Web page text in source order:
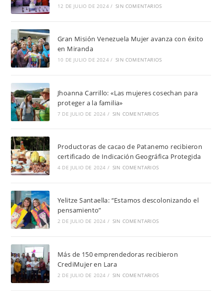
12 DE JULIO DE 2024 / SIN COMENTARIOS
Gran Misión Venezuela Mujer avanza con éxito
en Miranda
10 DE JULIO DE 2024 / SIN COMENTARIOS
Jhoanna Carrillo: «Las mujeres cosechan para
proteger a la familia»
7 DE JULIO DE 2024 / SIN COMENTARIOS
Productoras de cacao de Patanemo recibieron
certificado de Indicación Geográfica Protegida
4 DE JULIO DE 2024 / SIN COMENTARIOS
Yelitze Santaella: “Estamos descolonizando el
pensamiento”
2 DE JULIO DE 2024 / SIN COMENTARIOS
Más de 150 emprendedoras recibieron
CrediMujer en Lara
2 DE JULIO DE 2024 / SIN COMENTARIOS